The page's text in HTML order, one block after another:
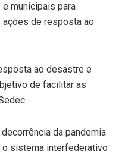
municipais para
ações de resposta ao
ao desastre e
de facilitar as
da pandemia
o sistema interfederativo